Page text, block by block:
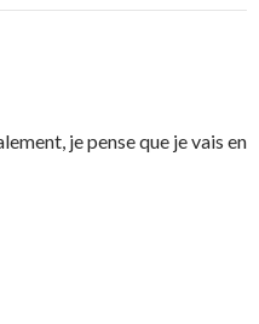
je pense que je vais en